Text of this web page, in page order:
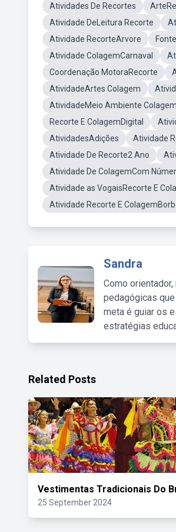
Atividades De Recortes
Atividade DeLeitura Recorte
Atividade RecorteArvore
Atividade ColagemCarnaval
Coordenação MotoraRecorte
AtividadeArtes Colagem
AtividadeMeio Ambiente Colagem
Recorte E ColagemDigital
AtividadesAdições
Atividade
Atividade De Recorte2 Ano
Atividade De ColagemCom
Atividade as VogaisRecorte E
Atividade Recorte E
Sandra
Como
pedagógicas
meta é guiar os
estratégias
Related Posts
Vestimentas Tradicionais Do
25 September 2024